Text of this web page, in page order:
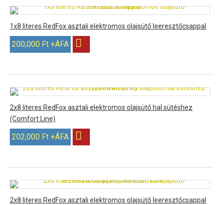
1x8 literes RedFox asztali elektromos olajsütő leeresztőcsappal
200,000 Ft +ÁFA
2x8 literes RedFox asztali elektromos olajsütő hal sütéshez
(Comfort Line)
202,000 Ft +ÁFA
2x8 literes RedFox asztali elektromos olajsütő leeresztőcsappal